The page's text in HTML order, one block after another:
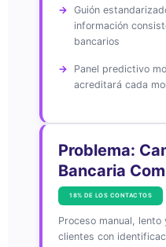
Guión
información
bancarios
Panel predictivo
acreditará cada
Problema:
Bancaria
18% DE LOS CONTACTOS
Proceso manual,
clientes con